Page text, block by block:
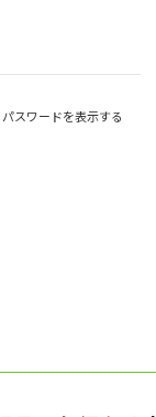
パスワードを表示する